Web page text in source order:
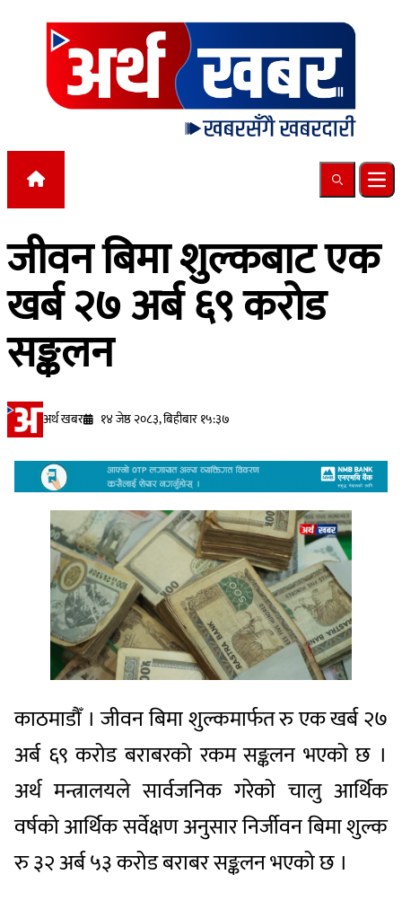
Skip to content
Search
जीवन बिमा शुल्कबाट एक
खर्ब २७ अर्ब ६९ करोड
सङ्कलन
अर्थ खबर १४ जेष्ठ २०८३, बिहीबार १५:३७
काठमाडौँ । जीवन बिमा शुल्कमार्फत रु एक खर्ब २७
अर्ब ६९ करोड बराबरको रकम सङ्कलन भएको छ ।
अर्थ मन्त्रालयले सार्वजनिक गरेको चालु आर्थिक
वर्षको आर्थिक सर्वेक्षण अनुसार निर्जीवन बिमा शुल्क
रु ३२ अर्ब ५३ करोड बराबर सङ्कलन भएको छ ।